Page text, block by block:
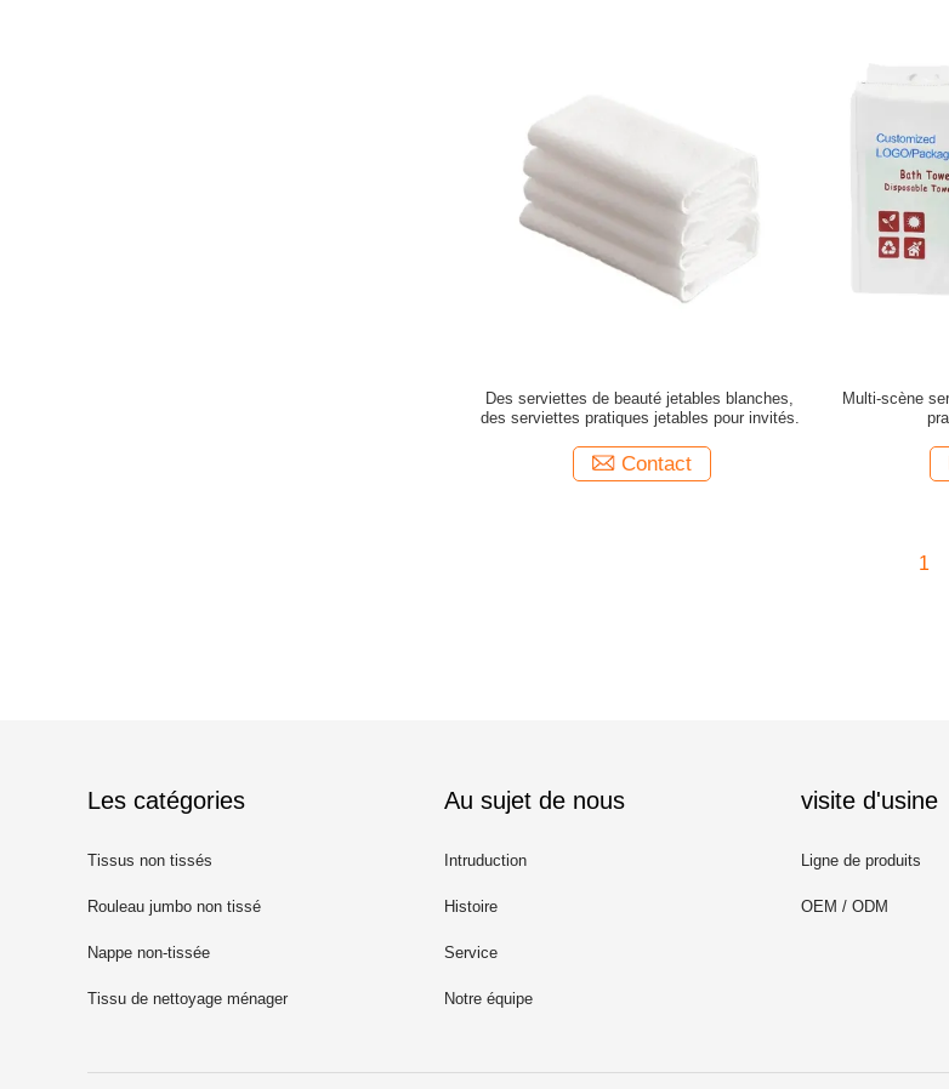
Des serviettes de beauté jetables blanches,
des serviettes pratiques jetables pour invités.
Contact
Multi-scène
1
Les catégories
Tissus non tissés
Rouleau jumbo non tissé
Nappe non-tissée
Tissu de nettoyage ménager
Au sujet de nous
Intruduction
Histoire
Service
Notre équipe
visite d'usine
Ligne de produits
OEM / ODM